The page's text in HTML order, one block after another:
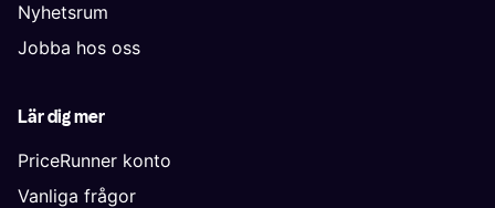
Nyhetsrum
Jobba hos oss
Lär dig mer
PriceRunner konto
Vanliga frågor